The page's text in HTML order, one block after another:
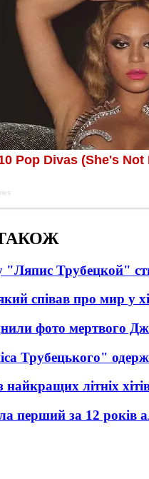
"Ляпис Трубецкой"
співав про мир у
фото мертвого
Трубецького"
літніх хітів
перший за 12 років